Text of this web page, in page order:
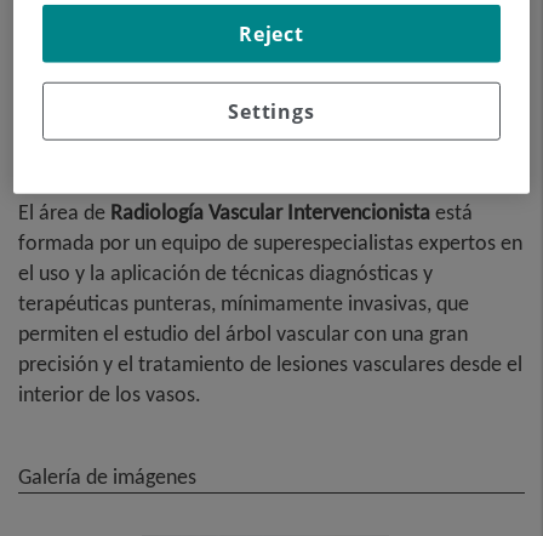
El área de Radiología Vascular Intervencionistaestá
formada por un equipo de superespecialistas expertos en
el uso y la aplicación de técnicas diagnósticas y
terapéuticas punteras, mínimamente invasivas, que
permiten el estudio del árbol vascular con una gran
precisión y el tratamiento de lesiones vasculares desde el
interior de los vasos.
Galería de imágenes
Settings
Reject